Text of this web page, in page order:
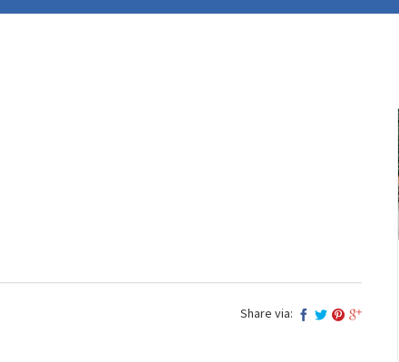
Share via: